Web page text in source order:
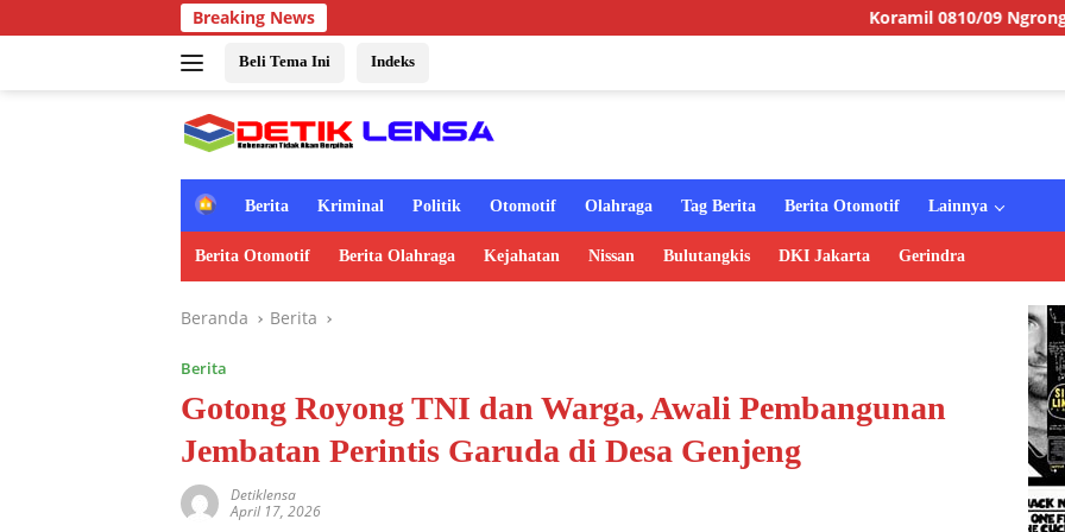
ke
Breaking News Koramil 0810/09 Ngronggot Gelar
Beli Tema Ini Indeks
H
m
e
Berita Kriminal Politik Otomotif Olahraga Tag Berita Berita Otomotif Lainnya
Berita Otomotif Berita Olahraga Kejahatan Nissan Bulutangkis DKI Jakarta Gerindra
Beranda Berita
Berita
Gotong Royong TNI dan Warga, Awali Pembangunan
Jembatan Perintis Garuda di Desa Genjeng
Detiklensa
April 17, 2026